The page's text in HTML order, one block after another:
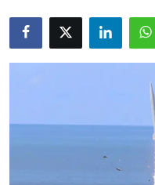
Magazin Haberleri
Spor Haberleri